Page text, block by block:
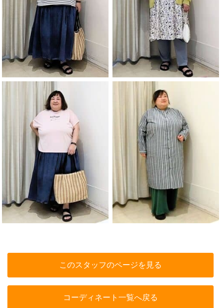
このスタッフのページを見る
コーディネート一覧へ戻る